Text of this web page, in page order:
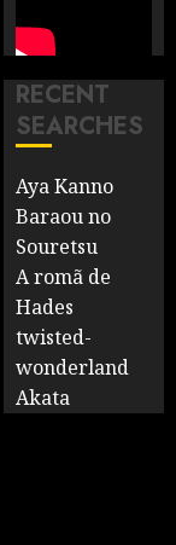
RECENT
SEARCHES
Aya Kanno
Baraou no
Souretsu
A romã de
Hades
twisted-
wonderland
Akata